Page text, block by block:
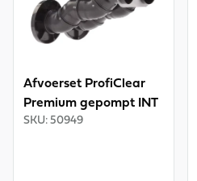
Afvoerset ProfiClear
Premium gepompt INT
SKU: 50949